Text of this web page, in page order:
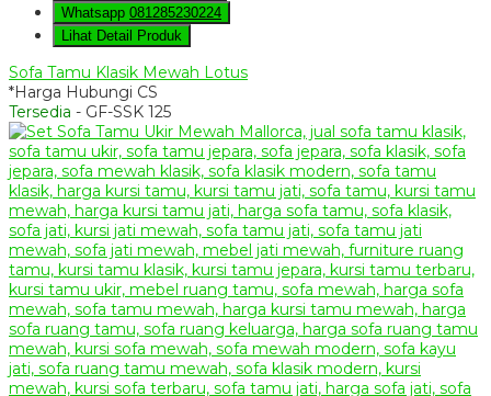
Whatsapp 081285230224
Lihat Detail Produk
Sofa Tamu Klasik Mewah Lotus
*Harga Hubungi CS
Tersedia - GF-SSK 125